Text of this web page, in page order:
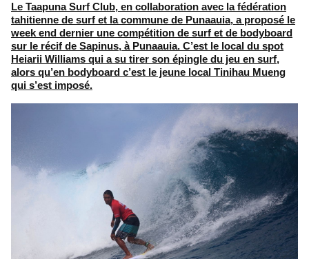
Le Taapuna Surf Club, en collaboration avec la fédération
tahitienne de surf et la commune de Punaauia, a proposé le
week end dernier une compétition de surf et de bodyboard
sur le récif de Sapinus, à Punaauia. C’est le local du spot
Heiarii Williams qui a su tirer son épingle du jeu en surf,
alors qu’en bodyboard c’est le jeune local Tinihau Mueng
qui s’est imposé.